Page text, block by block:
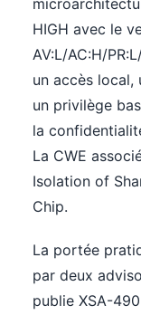
HIGH avec le
AV:L/AC:H/
un accès local,
un privilège
la
La CWE
Isolation of
Chip.
La portée
par deux
publie XSA-490